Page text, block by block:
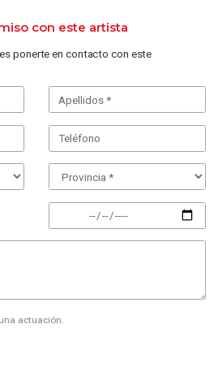
con este artista
ponerte en contacto con este
actuación.